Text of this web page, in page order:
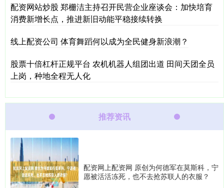
配资网站炒股 郑栅洁主持召开民营企业座谈会：加快培育
消费新增长点，推进新旧动能平稳接续转换
线上配资公司 体育舞蹈何以成为全民健身新浪潮？
股票十倍杠杆正规平台 农机机器人组团出道 田间天团全员
上岗，种地全程无人化
推荐资讯
配资网上配资网 原创为何德军在莫斯科，宁
愿被活活冻死，也不去抢苏联人的衣服？